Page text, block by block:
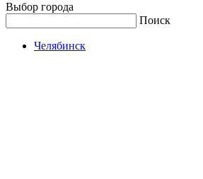
Выбор города
Поиск
Челябинск